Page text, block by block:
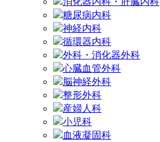
糖尿病内科
神経内科
循環器内科
外科・消化器外科
心臓血管外科
脳神経外科
整形外科
産婦人科
小児科
血液凝固科